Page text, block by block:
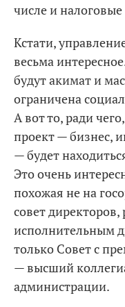
числе и
Кстати,
весьма
будут акимат и
ограничена
А вот то, ради
проект — бизнес,
— будет
Это очень
похожая не на
совет
исполнительным
только Совет с
— высший
администрации.